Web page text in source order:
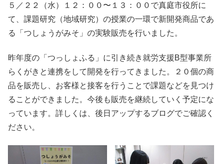
５／２２（水）１２：００〜１３：００で真庭市役所に
て、課題研究（地域研究）の授業の一環で新開発商品であ
る「つしょうがみそ」の実験販売を行いました。
昨年度の「つっしょふる」に引き続き就労支援B型事業所
らくがきと連携をして開発を行ってきました。２０個の商
品を販売し、お客様と接客を行うことで課題などを見つけ
ることができました。今後も販売を継続していく予定にな
っています。詳しくは、後日アップするブログでご確認く
ださい。